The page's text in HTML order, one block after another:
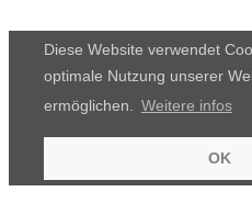
Diese Website verwendet
optimale Nutzung unserer
ermöglichen.
Weitere infos
OK